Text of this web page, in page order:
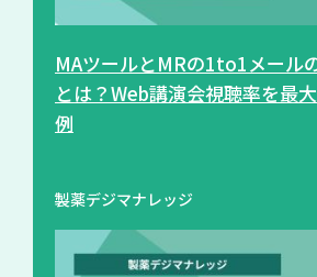
MAツールとMRの1to1メール
とは？Web講演会視聴率を最
例
製薬デジマナレッジ